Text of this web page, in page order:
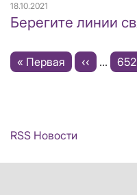
18.10.2021
Берегите линии
Нумерация
страниц
Первая
« Первая ←
‹‹ … Page
652
RSS Новости